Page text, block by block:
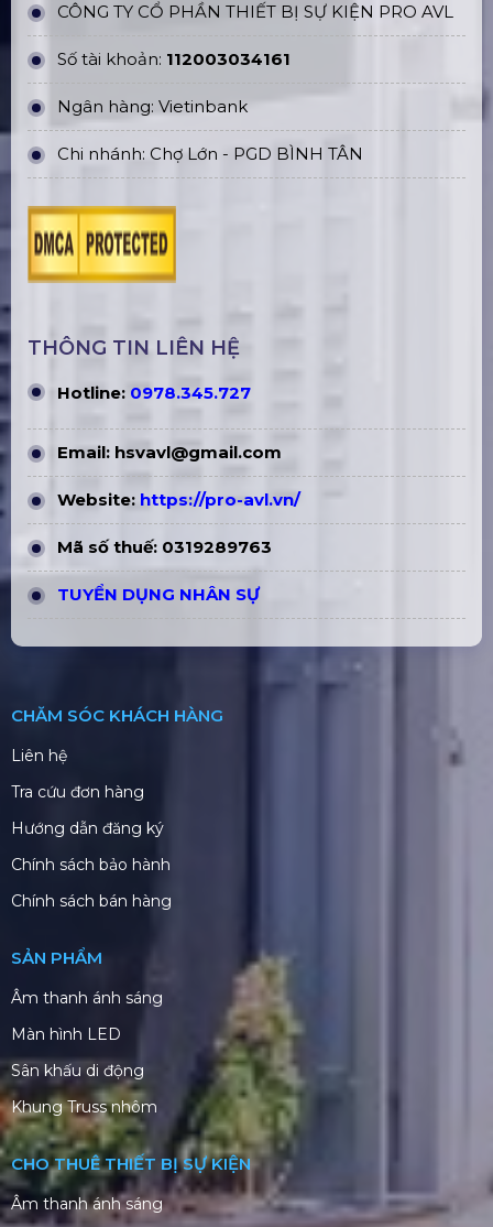
CÔNG TY CỔ PHẦN THIẾT BỊ SỰ KIỆN PRO AVL
Số tài khoản: 112003034161
Ngân hàng: Vietinbank
Chi nhánh: Chợ Lớn - PGD BÌNH TÂN
THÔNG TIN LIÊN HỆ
Hotline: 0978.345.727
Email: hsvavl@gmail.com
Website: https://pro-avl.vn/
Mã số thuế: 0319289763
TUYỂN DỤNG NHÂN SỰ
CHĂM SÓC KHÁCH HÀNG
Liên hệ
Tra cứu đơn hàng
Hướng dẫn đăng ký
Chính sách bảo hành
Chính sách bán hàng
SẢN PHẨM
Âm thanh ánh sáng
Màn hình LED
Sân khấu di động
Khung Truss nhôm
CHO THUÊ THIẾT BỊ SỰ KIỆN
Âm thanh ánh sáng